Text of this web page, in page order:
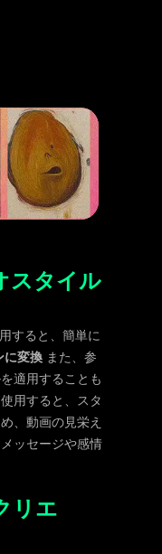
スタイル
すると、簡単に
に変換 また、参
適用することも
用すると、スタ
、動画の見栄え
ッセージや感情
リエ